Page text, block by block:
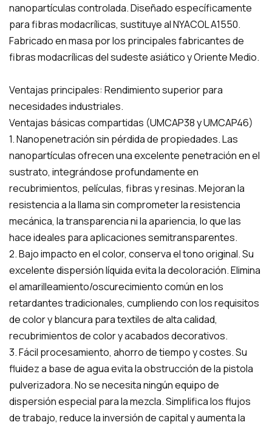
nanopartículas controlada. Diseñado específicamente
para fibras modacrílicas, sustituye al NYACOL A1550.
Fabricado en masa por los principales fabricantes de
fibras modacrílicas del sudeste asiático y Oriente Medio.
Ventajas principales: Rendimiento superior para
necesidades industriales.
Ventajas básicas compartidas (UMCAP38 y UMCAP46)
1. Nanopenetración sin pérdida de propiedades. Las
nanopartículas ofrecen una excelente penetración en el
sustrato, integrándose profundamente en
recubrimientos, películas, fibras y resinas. Mejoran la
resistencia a la llama sin comprometer la resistencia
mecánica, la transparencia ni la apariencia, lo que las
hace ideales para aplicaciones semitransparentes.
2. Bajo impacto en el color, conserva el tono original. Su
excelente dispersión líquida evita la decoloración. Elimina
el amarilleamiento/oscurecimiento común en los
retardantes tradicionales, cumpliendo con los requisitos
de color y blancura para textiles de alta calidad,
recubrimientos de color y acabados decorativos.
3. Fácil procesamiento, ahorro de tiempo y costes. Su
fluidez a base de agua evita la obstrucción de la pistola
pulverizadora. No se necesita ningún equipo de
dispersión especial para la mezcla. Simplifica los flujos
de trabajo, reduce la inversión de capital y aumenta la